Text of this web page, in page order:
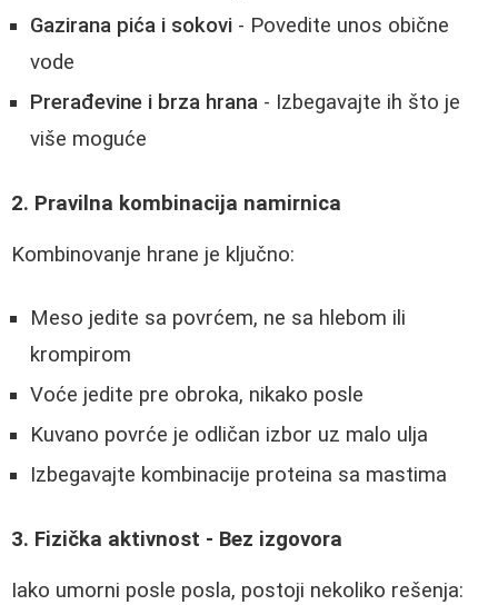
Gazirana pića i sokovi - Povedite unos obične
vode
Prerađevine i brza hrana - Izbegavajte ih što je
više moguće
2. Pravilna kombinacija namirnica
Kombinovanje hrane je ključno:
Meso jedite sa povrćem, ne sa hlebom ili
krompirom
Voće jedite pre obroka, nikako posle
Kuvano povrće je odličan izbor uz malo ulja
Izbegavajte kombinacije proteina sa mastima
3. Fizička aktivnost - Bez izgovora
Iako umorni posle posla, postoji nekoliko rešenja: